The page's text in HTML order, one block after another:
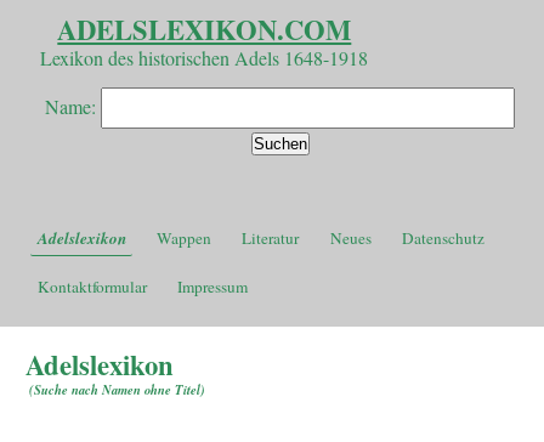
ADELSLEXIKON.COM
Lexikon des historischen Adels 1648-1918
Name:
Adelslexikon Wappen Literatur Neues Datenschutz
Kontaktformular Impressum
Adelslexikon
(Suche nach Namen ohne Titel)